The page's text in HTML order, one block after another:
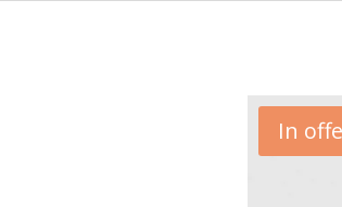
In